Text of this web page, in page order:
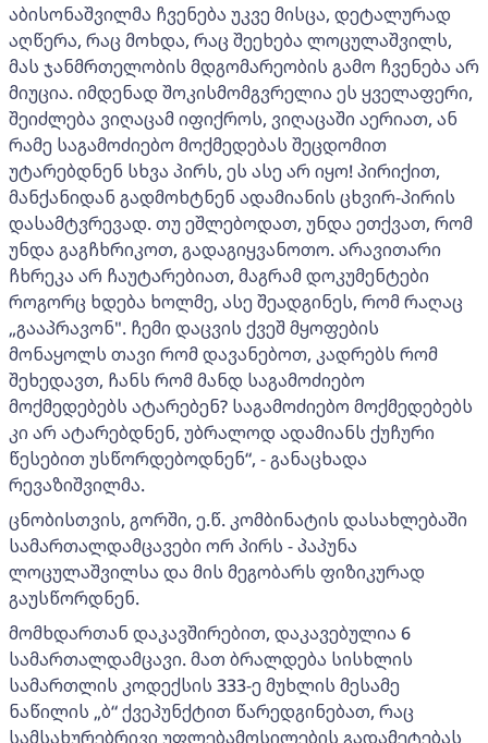
აბისონაშვილმა ჩვენება უკვე მისცა, დეტალურად
აღწერა, რაც მოხდა, რაც შეეხება ლოცულაშვილს,
მას ჯანმრთელობის მდგომარეობის გამო ჩვენება არ
მიუცია. იმდენად შოკისმომგვრელია ეს ყველაფერი,
შეიძლება ვიღაცამ იფიქროს, ვიღაცაში აერიათ, ან
რამე საგამოძიებო მოქმედებას შეცდომით
უტარებდნენ სხვა პირს, ეს ასე არ იყო! პირიქით,
მანქანიდან გადმოხტნენ ადამიანის ცხვირ-პირის
დასამტვრევად. თუ ეშლებოდათ, უნდა ეთქვათ, რომ
უნდა გაგჩხრიკოთ, გადაგიყვანოთო. არავითარი
ჩხრეკა არ ჩაუტარებიათ, მაგრამ დოკუმენტები
როგორც ხდება ხოლმე, ასე შეადგინეს, რომ რაღაც
„გააპრავონ". ჩემი დაცვის ქვეშ მყოფების
მონაყოლს თავი რომ დავანებოთ, კადრებს რომ
შეხედავთ, ჩანს რომ მანდ საგამოძიებო
მოქმედებებს ატარებენ? საგამოძიებო მოქმედებებს
კი არ ატარებდნენ, უბრალოდ ადამიანს ქუჩური
წესებით უსწორდებოდნენ“, - განაცხადა
რევაზიშვილმა.
ცნობისთვის, გორში, ე.წ. კომბინატის დასახლებაში
სამართალდამცავები ორ პირს - პაპუნა
ლოცულაშვილსა და მის მეგობარს ფიზიკურად
გაუსწორდნენ.
მომხდართან დაკავშირებით, დაკავებულია 6
სამართალდამცავი. მათ ბრალდება სისხლის
სამართლის კოდექსის 333-ე მუხლის მესამე
ნაწილის „ბ“ ქვეპუნქტით წარედგინებათ, რაც
სამსახურებრივი უფლებამოსილების გადამეტებას